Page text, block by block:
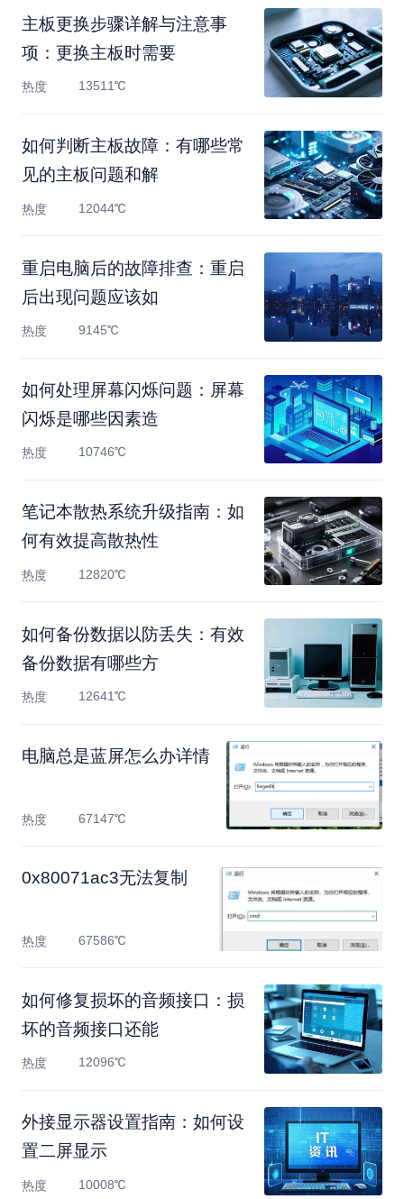
主板更换步骤详解与注意事
项：更换主板时需要
热度 13511℃
如何判断主板故障：有哪些常
见的主板问题和解
热度 12044℃
重启电脑后的故障排查：重启
后出现问题应该如
热度 9145℃
如何处理屏幕闪烁问题：屏幕
闪烁是哪些因素造
热度 10746℃
笔记本散热系统升级指南：如
何有效提高散热性
热度 12820℃
如何备份数据以防丢失：有效
备份数据有哪些方
热度 12641℃
电脑总是蓝屏怎么办详情
热度 67147℃
0x80071ac3无法复制
热度 67586℃
如何修复损坏的音频接口：损
坏的音频接口还能
热度 12096℃
外接显示器设置指南：如何设
置二屏显示
热度 10008℃